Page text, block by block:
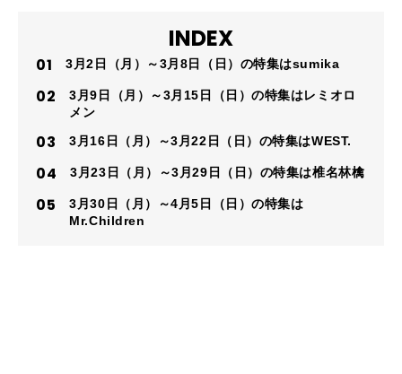
INDEX
3月2日（月）～3月8日（日）の特集はsumika
3月9日（月）～3月15日（日）の特集はレミオロ
メン
3月16日（月）～3月22日（日）の特集はWEST.
3月23日（月）～3月29日（日）の特集は椎名林檎
3月30日（月）～4月5日（日）の特集は
Mr.Children